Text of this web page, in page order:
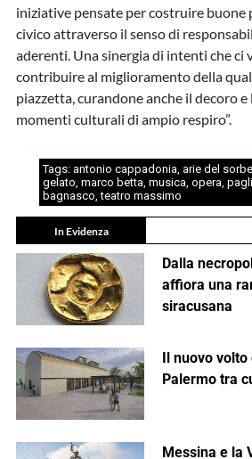
iniziative pensate per costruire buone
civico attraverso il senso di
aderenti. Una sinergia di intenti che ci
contribuire al miglioramento della
piazzetta, curandone anche il decoro
momenti culturali di ampio respiro”.
Tags: antonio cappadonia, arie del
gelato, marco betta, musica, opera,
bagnasco,teatro massimo
In Evidenza
Dalla
affiora una
siracusana
Il nuovo volto
Palermo tra
Messina e la